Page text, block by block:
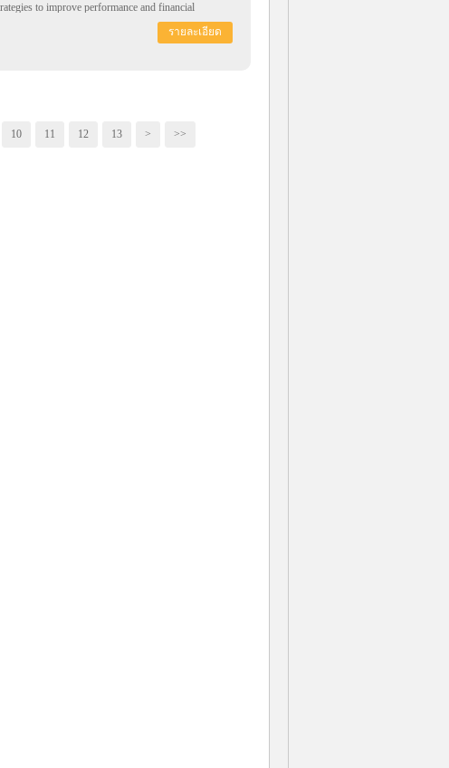
to improve performance and financial
รายละเอียด
10 11 12 13 > >>